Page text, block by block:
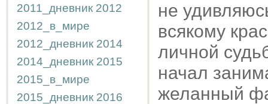
2011_дневник 2012
2012_в_мире
2012_дневник 2014
2014_дневник 2015
2015_в_мире
2015_дневник 2016
не
всякому
личной
начал
желанный